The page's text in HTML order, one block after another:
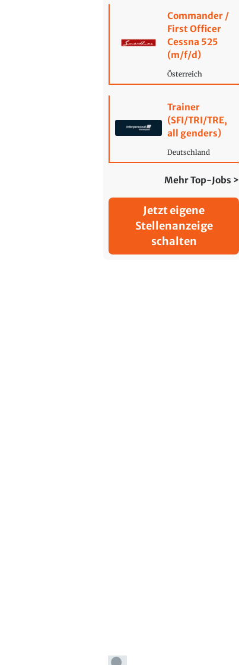
Commander /
First Officer
Cessna 525
(m/f/d)
Österreich
Trainer
(SFI/TRI/TRE,
all genders)
Deutschland
Mehr Top-Jobs >
Jetzt eigene
Stellenanzeige
schalten